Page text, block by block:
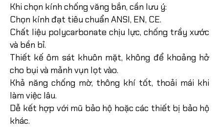
Khi chọn kính chống văng bắn, cần lưu ý:
Chọn kính đạt tiêu chuẩn ANSI, EN, CE.
Chất liệu polycarbonate chịu lực, chống trầy xước
và bền bỉ.
Thiết kế ôm sát khuôn mặt, không để khoảng hở
cho bụi và mảnh vụn lọt vào.
Khả năng chống mờ, thông khí tốt, thoải mái khi
làm việc lâu.
Dễ kết hợp với mũ bảo hộ hoặc các thiết bị bảo hộ
khác.